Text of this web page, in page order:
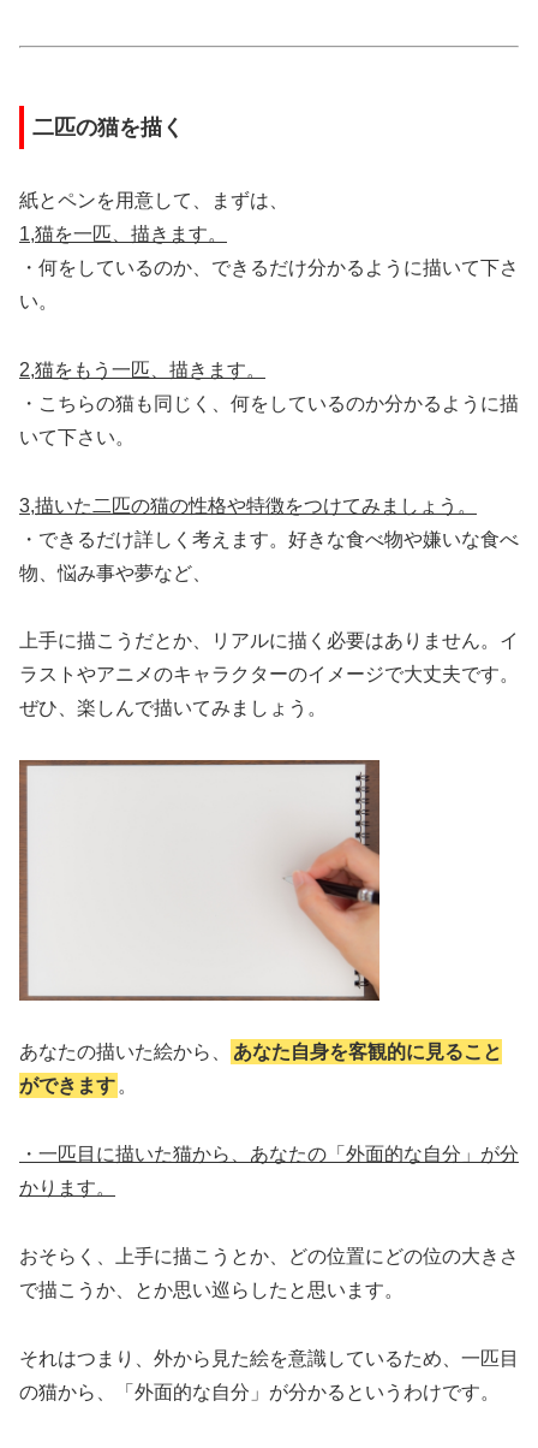
二匹の猫を描く
紙とペンを用意して、まずは、
1,猫を一匹、描きます。
・何をしているのか、できるだけ分かるように描いて下さ
い。
2,猫をもう一匹、描きます。
・こちらの猫も同じく、何をしているのか分かるように描
いて下さい。
3,描いた二匹の猫の性格や特徴をつけてみましょう。
・できるだけ詳しく考えます。好きな食べ物や嫌いな食べ
物、悩み事や夢など、
上手に描こうだとか、リアルに描く必要はありません。イ
ラストやアニメのキャラクターのイメージで大丈夫です。
ぜひ、楽しんで描いてみましょう。
あなたの描いた絵から、
あなた自身を客観的に見ること
ができます 。
・一匹目に描いた猫から、あなたの「外面的な自分」が分
かります。
おそらく、上手に描こうとか、どの位置にどの位の大きさ
で描こうか、とか思い巡らしたと思います。
それはつまり、外から見た絵を意識しているため、一匹目
の猫から、「外面的な自分」が分かるというわけです。